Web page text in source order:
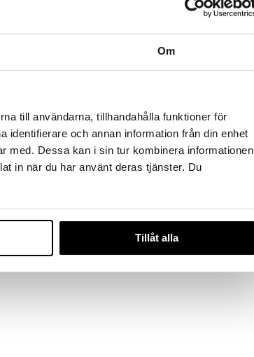
Om
till användarna, tillhandahålla funktioner för
identifierare och annan information från din enhet
med. Dessa kan i sin tur kombinera informationen
in när du har använt deras tjänster. Du
Tillåt alla
60251- 4003 SOPHIA
19,95